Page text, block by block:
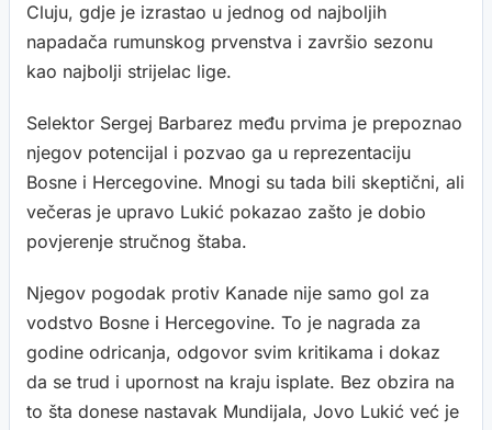
Cluju, gdje je izrastao u jednog od najboljih
napadača rumunskog prvenstva i završio sezonu
kao najbolji strijelac lige.
Selektor Sergej Barbarez među prvima je prepoznao
njegov potencijal i pozvao ga u reprezentaciju
Bosne i Hercegovine. Mnogi su tada bili skeptični, ali
večeras je upravo Lukić pokazao zašto je dobio
povjerenje stručnog štaba.
Njegov pogodak protiv Kanade nije samo gol za
vodstvo Bosne i Hercegovine. To je nagrada za
godine odricanja, odgovor svim kritikama i dokaz
da se trud i upornost na kraju isplate. Bez obzira na
to šta donese nastavak Mundijala, Jovo Lukić već je